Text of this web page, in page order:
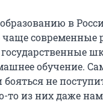
в
чаще современные
обучение.
не
то из них даже